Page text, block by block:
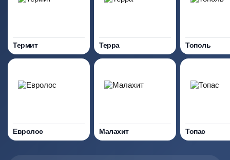
Термит Терра Тополь
Евролос Малахит Топас